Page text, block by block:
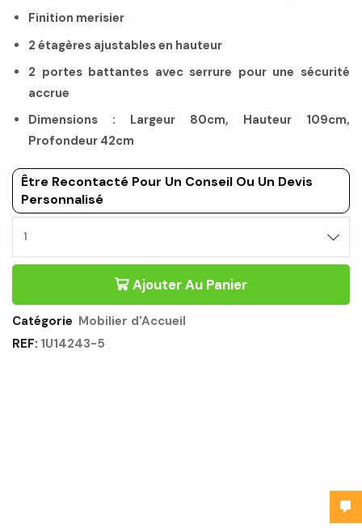
Finition merisier
2 étagères ajustables en hauteur
2 portes battantes avec serrure pour une sécurité
accrue
Dimensions : Largeur 80cm, Hauteur 109cm,
Profondeur 42cm
Être Recontacté Pour Un Conseil Ou Un Devis
Personnalisé
Ajouter Au Panier
Catégorie Mobilier d'Accueil
REF: 1U14243-5